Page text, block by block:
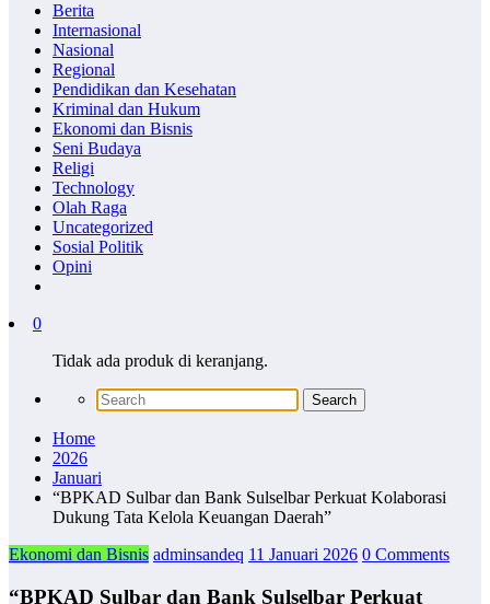
Berita
Internasional
Nasional
Regional
Pendidikan dan Kesehatan
Kriminal dan Hukum
Ekonomi dan Bisnis
Seni Budaya
Religi
Technology
Olah Raga
Uncategorized
Sosial Politik
Opini
0
Tidak ada produk di keranjang.
Home
2026
Januari
“BPKAD Sulbar dan Bank Sulselbar Perkuat Kolaborasi
Dukung Tata Kelola Keuangan Daerah”
Ekonomi dan Bisnis adminsandeq 11 Januari 2026 0 Comments
“BPKAD Sulbar dan Bank Sulselbar Perkuat